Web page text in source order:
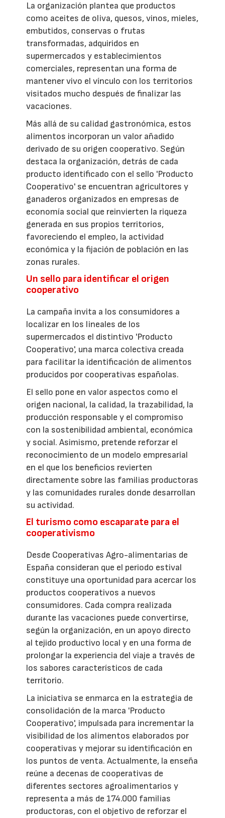
La organización plantea que productos
como aceites de oliva, quesos, vinos, mieles,
embutidos, conservas o frutas
transformadas, adquiridos en
supermercados y establecimientos
comerciales, representan una forma de
mantener vivo el vínculo con los territorios
visitados mucho después de finalizar las
vacaciones.
Más allá de su calidad gastronómica, estos
alimentos incorporan un valor añadido
derivado de su origen cooperativo. Según
destaca la organización, detrás de cada
producto identificado con el sello 'Producto
Cooperativo' se encuentran agricultores y
ganaderos organizados en empresas de
economía social que reinvierten la riqueza
generada en sus propios territorios,
favoreciendo el empleo, la actividad
económica y la fijación de población en las
zonas rurales.
Un sello para identificar el origen
cooperativo
La campaña invita a los consumidores a
localizar en los lineales de los
supermercados el distintivo 'Producto
Cooperativo', una marca colectiva creada
para facilitar la identificación de alimentos
producidos por cooperativas españolas.
El sello pone en valor aspectos como el
origen nacional, la calidad, la trazabilidad, la
producción responsable y el compromiso
con la sostenibilidad ambiental, económica
y social. Asimismo, pretende reforzar el
reconocimiento de un modelo empresarial
en el que los beneficios revierten
directamente sobre las familias productoras
y las comunidades rurales donde desarrollan
su actividad.
El turismo como escaparate para el
cooperativismo
Desde Cooperativas Agro-alimentarias de
España consideran que el periodo estival
constituye una oportunidad para acercar los
productos cooperativos a nuevos
consumidores. Cada compra realizada
durante las vacaciones puede convertirse,
según la organización, en un apoyo directo
al tejido productivo local y en una forma de
prolongar la experiencia del viaje a través de
los sabores característicos de cada
territorio.
La iniciativa se enmarca en la estrategia de
consolidación de la marca 'Producto
Cooperativo', impulsada para incrementar la
visibilidad de los alimentos elaborados por
cooperativas y mejorar su identificación en
los puntos de venta. Actualmente, la enseña
reúne a decenas de cooperativas de
diferentes sectores agroalimentarios y
representa a más de 174.000 familias
productoras, con el objetivo de reforzar el